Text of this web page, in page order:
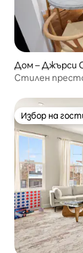
Дом – Джърси
Стилен
Избор на
Избор на